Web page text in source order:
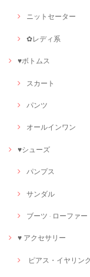
ニットセーター
✿レディ系
♥ボトムス
スカート
パンツ
オールインワン
♥シューズ
パンプス
サンダル
ブーツ · ローファー
♥ アクセサリー
ピアス・イヤリン